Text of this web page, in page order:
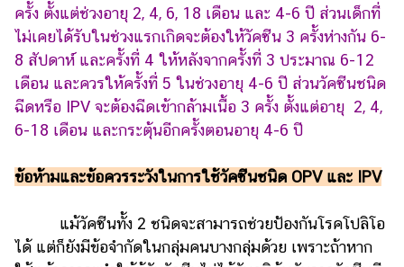
ครั้ง ตั้งแต่ช่วงอายุ 2, 4, 6, 18 เดือน และ 4-6 ปี ส่วนเด็กที่
ไม่เคยได้รับในช่วงแรกเกิดจะต้องให้วัคซีน 3 ครั้งห่างกัน 6-
8 สัปดาห์ และครั้งที่ 4 ให้หลังจากครั้งที่ 3 ประมาณ 6-12
เดือน และควรให้ครั้งที่ 5 ในช่วงอายุ 4-6 ปี ส่วนวัคซีนชนิด
ฉีดหรือ IPV จะต้องฉีดเข้ากล้ามเนื้อ 3 ครั้ง ตั้งแต่อายุ 2, 4,
6-18 เดือน และกระตุ้นอีกครั้งตอนอายุ 4-6 ปี
ข้อห้ามและข้อควรระวังในการใช้วัคซีนชนิด OPV และ IPV
แม้วัคซีนทั้ง 2 ชนิดจะสามารถช่วยป้องกันโรคโปลิโอ
ได้ แต่ก็ยังมีข้อจำกัดในกลุ่มคนบางกลุ่มด้วย เพราะถ้าหาก